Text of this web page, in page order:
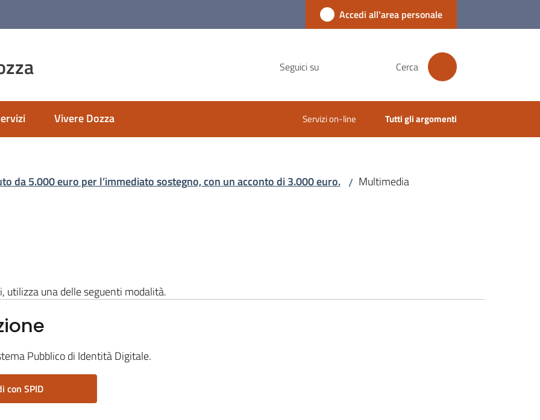
Accedi all'area personale
Seguici su Cerca
Vivere Dozza Servizi on-line Tutti gli argomenti
da 5.000 euro per l’immediato sostegno, con un acconto di 3.000 euro. / Multimedia
utilizza una delle seguenti modalità.
Pubblico di Identità Digitale.
con SPID